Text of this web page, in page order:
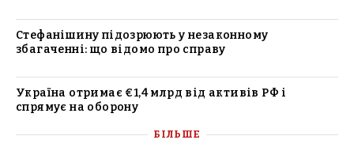
Стефанішину підозрюють у незаконному
збагаченні: що відомо про справу
Україна отримає €1,4 млрд від активів РФ і
спрямує на оборону
БІЛЬШЕ